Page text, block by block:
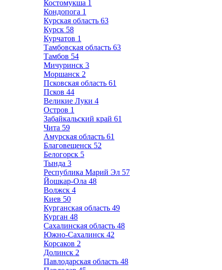
Костомукша 1
Кондопога 1
Курская область 63
Курск 58
Курчатов 1
Тамбовская область 63
Тамбов 54
Мичуринск 3
Моршанск 2
Псковская область 61
Псков 44
Великие Луки 4
Остров 1
Забайкальский край 61
Чита 59
Амурская область 61
Благовещенск 52
Белогорск 5
Тында 3
Республика Марий Эл 57
Йошкар-Ола 48
Волжск 4
Киев 50
Курганская область 49
Курган 48
Сахалинская область 48
Южно-Сахалинск 42
Корсаков 2
Долинск 2
Павлодарская область 48